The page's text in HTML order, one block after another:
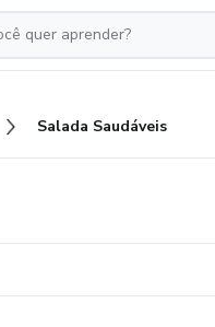
Salada Saudáveis